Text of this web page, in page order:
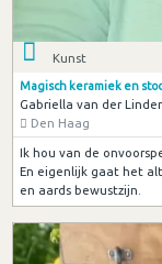
Kunst
Magisch keramiek en
Gabriella van der
Den Haag
Ik hou van de
En eigenlijk gaat het
en aards bewustzijn.